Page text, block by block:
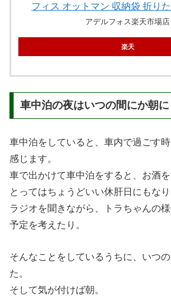
フィス オットマン 収納袋 折り
アデルフォス楽天市場店
楽天
車中泊の夜はいつの間にか朝に
車中泊をしていると、車内で過ごす
感じます。
車で出かけて車中泊をすると、お酒
とってはちょうどいい休肝日にもなり
ラジオを聞きながら、トラちゃんの
予定を考えたり。
そんなことをしているうちに、いつ
た。
そして気が付けば朝。